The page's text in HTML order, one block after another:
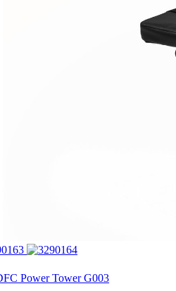
Power Tower G003